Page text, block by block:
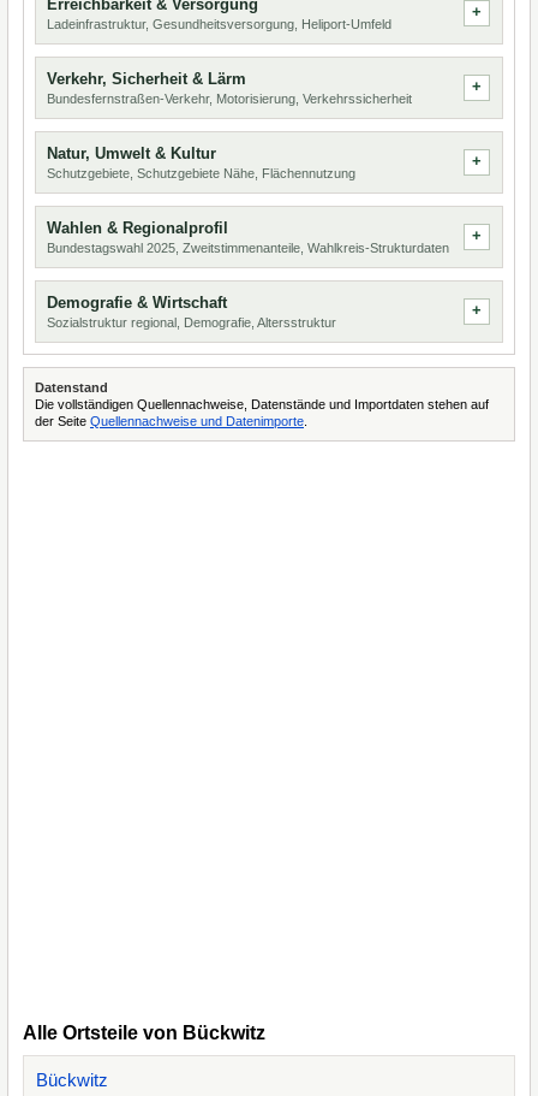
Erreichbarkeit & Versorgung
Ladeinfrastruktur, Gesundheitsversorgung, Heliport-Umfeld
Verkehr, Sicherheit & Lärm
Bundesfernstraßen-Verkehr, Motorisierung, Verkehrssicherheit
Natur, Umwelt & Kultur
Schutzgebiete, Schutzgebiete Nähe, Flächennutzung
Wahlen & Regionalprofil
Bundestagswahl 2025, Zweitstimmenanteile, Wahlkreis-Strukturdaten
Demografie & Wirtschaft
Sozialstruktur regional, Demografie, Altersstruktur
Datenstand
Die vollständigen Quellennachweise, Datenstände und Importdaten stehen auf
der Seite Quellennachweise und Datenimporte
Alle Ortsteile von Bückwitz
Bückwitz